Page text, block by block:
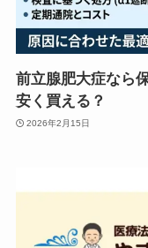
前立腺肥大症なら
安く買える？
2026年2月15日